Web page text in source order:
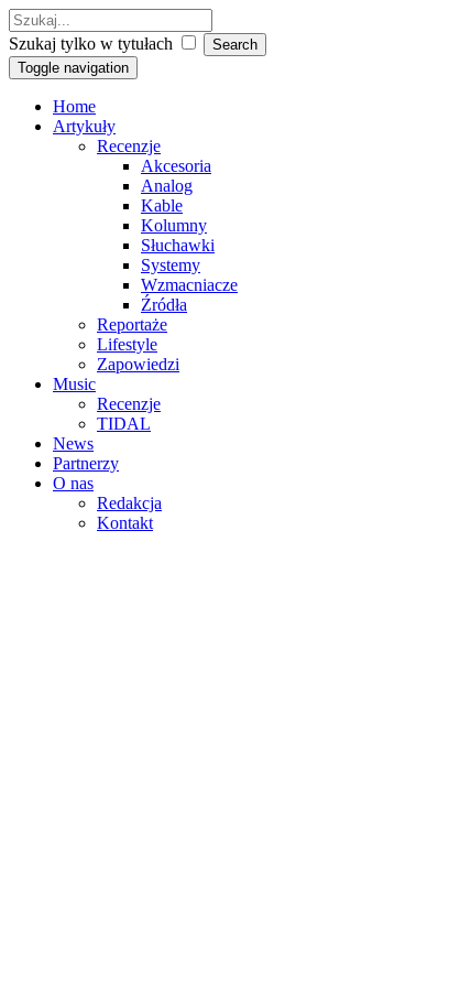
Szukaj tylko w tytułach
Toggle navigation
Home
Artykuły
Recenzje
Akcesoria
Analog
Kable
Kolumny
Słuchawki
Systemy
Wzmacniacze
Źródła
Reportaże
Lifestyle
Zapowiedzi
Music
Recenzje
TIDAL
News
Partnerzy
O nas
Redakcja
Kontakt